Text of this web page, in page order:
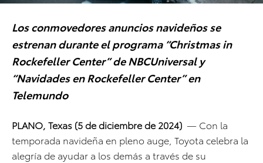
Los conmovedores anuncios navideños se
estrenan durante el programa “Christmas in
Rockefeller Center” de NBCUniversal y
“Navidades en Rockefeller Center” en
Telemundo
PLANO, Texas (5 de diciembre de 2024) — Con la
temporada navideña en pleno auge, Toyota celebra la
alegría de ayudar a los demás a través de su